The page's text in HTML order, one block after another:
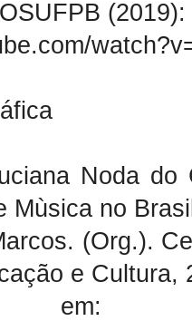
(2019):
Noda do
Mùsica no
(Org.).
e Cultura,
https//